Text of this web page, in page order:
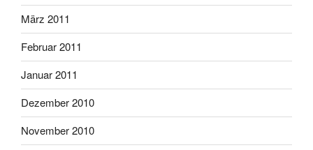
März 2011
Februar 2011
Januar 2011
Dezember 2010
November 2010